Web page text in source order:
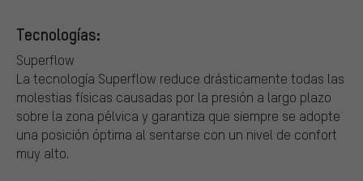
Tecnologías:
Superflow
La tecnología Superflow reduce drásticamente todas las
molestias físicas causadas por la presión a largo plazo
sobre la zona pélvica y garantiza que siempre se adopte
una posición óptima al sentarse con un nivel de confort
muy alto.